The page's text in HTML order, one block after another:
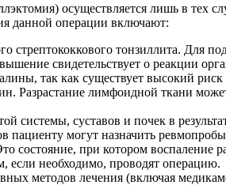
осуществляется лишь в тех
данной операции включают:
стрептококкового тонзиллита. Для
свидетельствует о реакции
так как существует высокий
Разрастание лимфоидной ткани
системы, суставов и почек в
пациенту могут назначить
состояние, при котором воспаление
если необходимо, проводят операцию.
методов лечения (включая